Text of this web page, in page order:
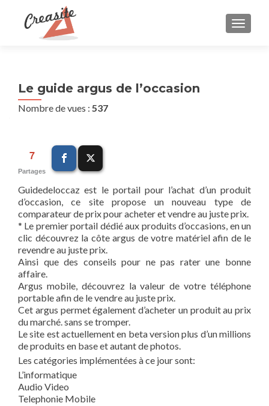
Le guide argus de l’occasion
Nombre de vues : 537
7
Partages
Guidedeloccaz est le portail pour l’achat d’un produit
d’occasion, ce site propose un nouveau type de
comparateur de prix pour acheter et vendre au juste prix.
* Le premier portail dédié aux produits d’occasions, en un
clic découvrez la côte argus de votre matériel afin de le
revendre au juste prix.
Ainsi que des conseils pour ne pas rater une bonne
affaire.
Argus mobile, découvrez la valeur de votre téléphone
portable afin de le vendre au juste prix.
Cet argus permet également d’acheter un produit au prix
du marché. sans se tromper.
Le site est actuellement en beta version plus d’un millions
de produits en base et autant de photos.
Les catégories implémentées à ce jour sont:
L’informatique
Audio Video
Telephonie Mobile